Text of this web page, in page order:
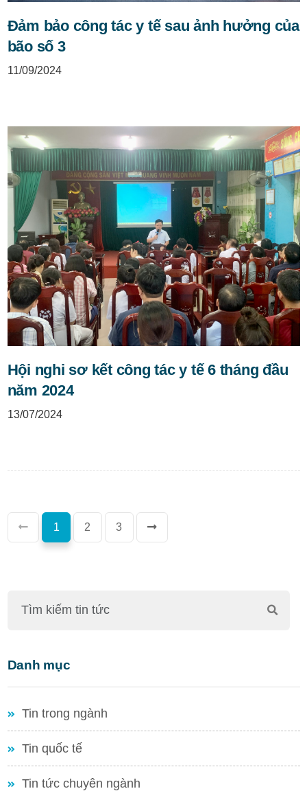
Đảm bảo công tác y tế sau ảnh hưởng của
bão số 3
11/09/2024
Hội nghi sơ kết công tác y tế 6 tháng đầu
năm 2024
13/07/2024
1(current)
2 3
Danh mục
Tin trong ngành
Tin quốc tế
Tin tức chuyên ngành